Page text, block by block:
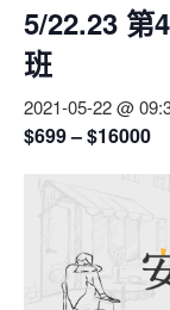
5/22.23 第
班
2021-05-22 @
$699 – $16000